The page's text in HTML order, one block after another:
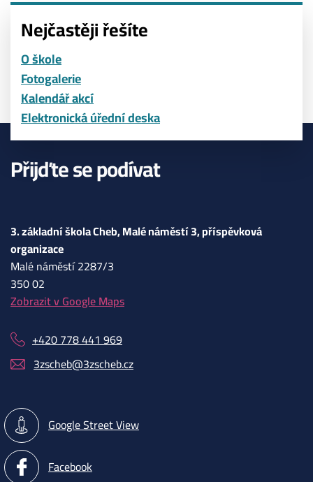
Nejčastěji řešíte
O škole
Fotogalerie
Kalendář akcí
Elektronická úřední deska
Přijďte se podívat
3. základní škola Cheb, Malé náměstí 3, příspěvková
organizace
Malé náměstí 2287/3
350 02
Zobrazit v Google Maps
+420 778 441 969
3zscheb@3zscheb.cz
Google Street View
Facebook